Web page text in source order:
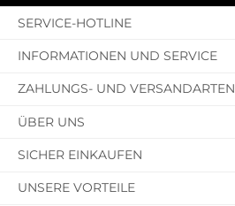
SERVICE-HOTLINE
INFORMATIONEN UND SERVICE
ZAHLUNGS- UND VERSANDARTEN
ÜBER UNS
SICHER EINKAUFEN
UNSERE VORTEILE